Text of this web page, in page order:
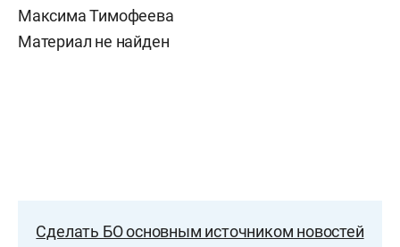
Максима Тимофеева
Материал не найден
Сделать БО основным источником новостей